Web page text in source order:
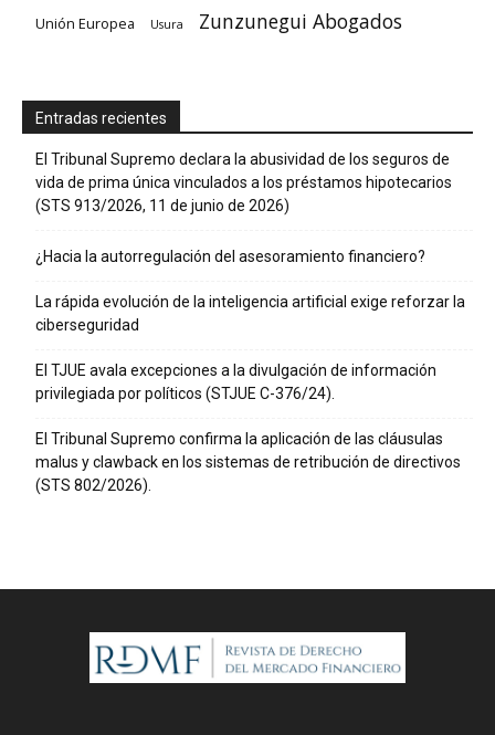
Unión Europea Usura Zunzunegui Abogados
Entradas recientes
El Tribunal Supremo declara la abusividad de los seguros de
vida de prima única vinculados a los préstamos hipotecarios
(STS 913/2026, 11 de junio de 2026)
¿Hacia la autorregulación del asesoramiento financiero?
La rápida evolución de la inteligencia artificial exige reforzar la
ciberseguridad
El TJUE avala excepciones a la divulgación de información
privilegiada por políticos (STJUE C-376/24).
El Tribunal Supremo confirma la aplicación de las cláusulas
malus y clawback en los sistemas de retribución de directivos
(STS 802/2026).